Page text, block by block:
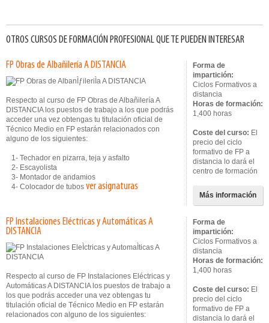
OTROS CURSOS DE FORMACIÓN PROFESIONAL QUE TE PUEDEN INTERESAR
FP Obras de Albañilería A DISTANCIA
Respecto al curso de FP Obras de Albañilería A
DISTANCIA los puestos de trabajo a los que podrás
acceder una vez obtengas tu titulación oficial de
Técnico Medio en FP estarán relacionados con
alguno de los siguientes:
1- Techador en pizarra, teja y asfalto
2- Escayolista
3- Montador de andamios
4- Colocador de tubos ver asignaturas
Forma de
impartición:
Ciclos Formativos a
distancia
Horas de formación:
1,400 horas
Coste del curso: El
precio del ciclo
formativo de FP a
distancia lo dará el
centro de formación
Más información
FP Instalaciones Eléctricas y Automáticas A
DISTANCIA
Respecto al curso de FP Instalaciones Eléctricas y
Automáticas A DISTANCIA los puestos de trabajo a
los que podrás acceder una vez obtengas tu
titulación oficial de Técnico Medio en FP estarán
relacionados con alguno de los siguientes:
Forma de
impartición:
Ciclos Formativos a
distancia
Horas de formación:
1,400 horas
Coste del curso: El
precio del ciclo
formativo de FP a
distancia lo dará el